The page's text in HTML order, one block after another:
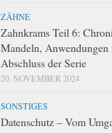
ZÄHNE
Zahnkrams Teil 6:
Mandeln,
Abschluss der Serie
20. NOVEMBER 2024
SONSTIGES
Datenschutz – Vom